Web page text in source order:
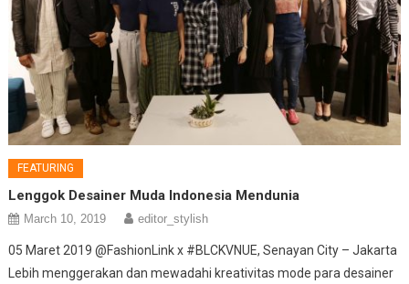
FEATURING
Lenggok Desainer Muda Indonesia Mendunia
March 10, 2019 editor_stylish
05 Maret 2019 @FashionLink x #BLCKVNUE, Senayan City – Jakarta
Lebih menggerakan dan mewadahi kreativitas mode para desainer